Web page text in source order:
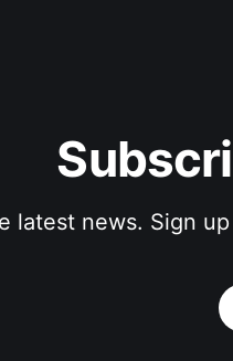
latest news. Sign